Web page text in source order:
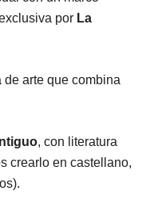
por La
arte que combina
, con literatura
crearlo en castellano,